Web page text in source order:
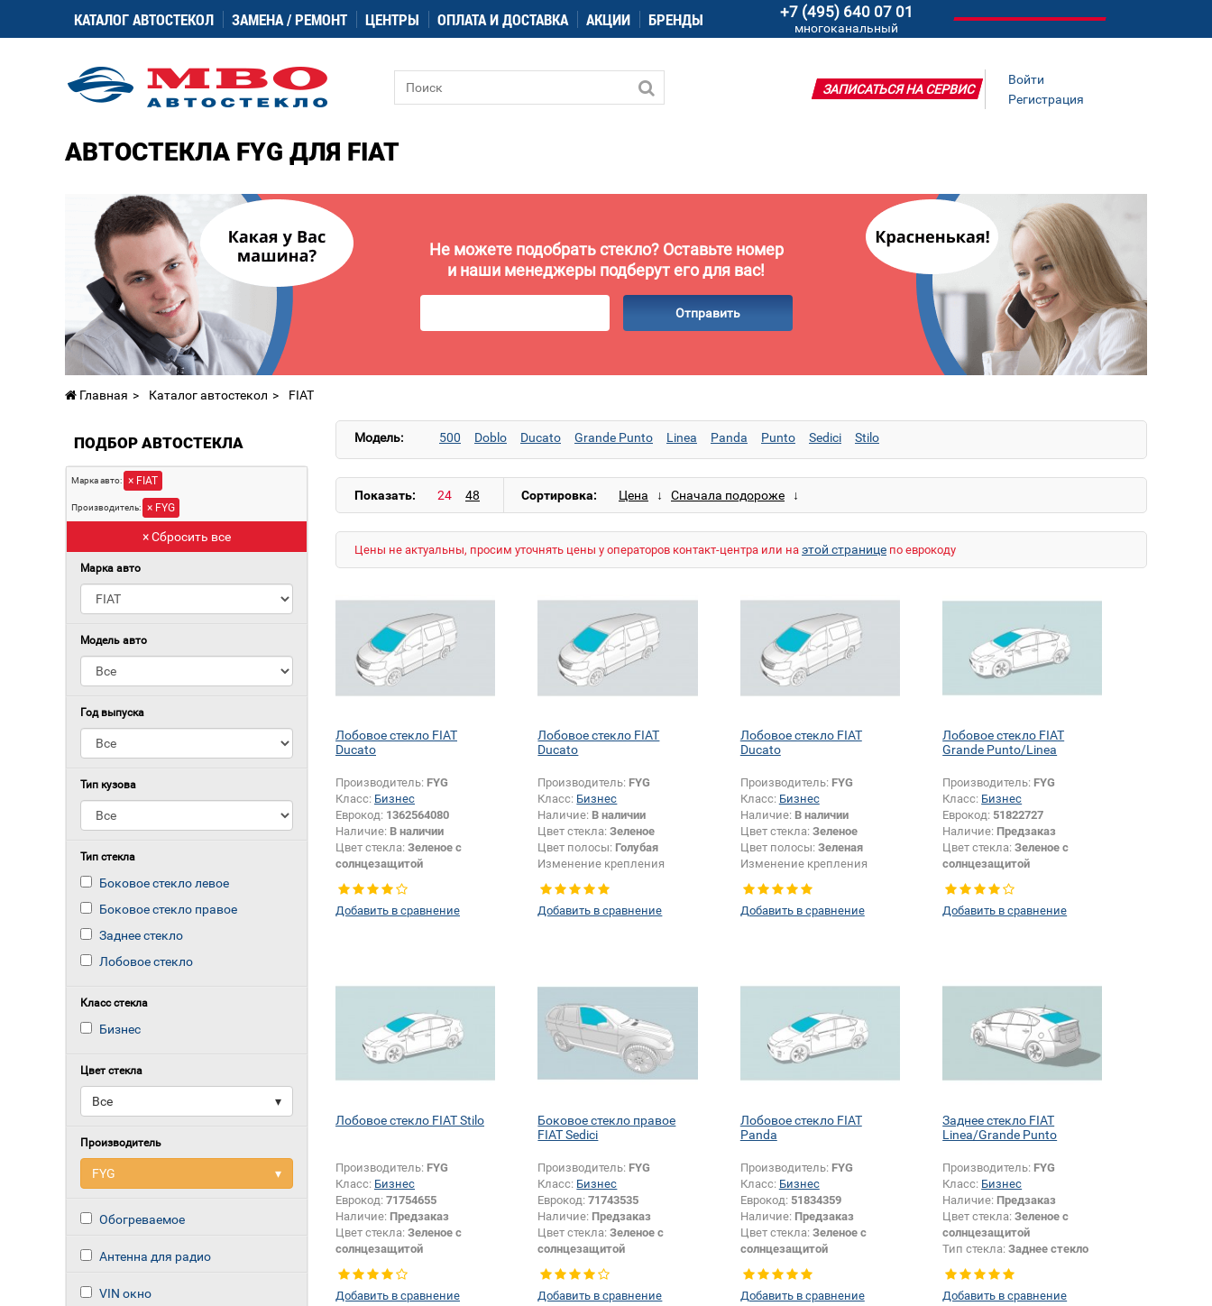
КАТАЛОГ АВТОСТЕКОЛ ЗАМЕНА / РЕМОНТ ЦЕНТРЫ ОПЛАТА И ДОСТАВКА АКЦИИ БРЕНДЫ +7 (495) 640 07 01
многоканальный
Войти
Регистрация
ЗАПИСАТЬСЯ НА СЕРВИС
АВТОСТЕКЛА FYG ДЛЯ FIAT
Не можете подобрать стекло? Оставьте номер
и наши менеджеры подберут его для вас!
Отправить
Главная Каталог автостекол FIAT
ПОДБОР АВТОСТЕКЛА
Марка авто: × FIAT
Производитель: × FYG
× Сбросить все
Марка авто
Модель авто
Год выпуска
Тип кузова
Тип стекла
Боковое стекло левое
Боковое стекло правое
Заднее стекло
Лобовое стекло
Класс стекла
Бизнес
Цвет стекла
▾
Все
Производитель
▾
FYG
Обогреваемое
Антенна для радио
VIN окно
Модель: 500 Doblo Ducato Grande Punto Linea Panda Punto Sedici Stilo
Показать: Сортировка:
Цены не актуальны, просим уточнять цены у операторов контакт-центра или на этой странице по еврокоду
Лобовое стекло FIAT
Ducato
Производитель: FYG
Класс: Бизнес
Еврокод: 1362564080
Наличие: В наличии
Цвет стекла: Зеленое с
солнцезащитой
Добавить в сравнение
Лобовое стекло FIAT
Ducato
Производитель: FYG
Класс: Бизнес
Наличие: В наличии
Цвет стекла:Зеленое
Цвет полосы: Голубая
Изменение крепления
зеркала + шелкографии:
Добавить в сравнение
Лобовое стекло FIAT
Ducato
Производитель: FYG
Класс: Бизнес
Наличие: В наличии
Цвет стекла: Зеленое
Цвет полосы: Зеленая
Изменение крепления
зеркала + шелкографии:
Добавить в сравнение
Лобовое стекло FIAT
Grande Punto/Linea
Производитель: FYG
Класс: Бизнес
Еврокод: 51822727
Наличие: Предзаказ
Цвет стекла:Зеленое с
солнцезащитой
Появление или изменение
шелкографии:
Добавить в сравнение
Лобовое стекло FIAT Stilo
Производитель: FYG
Класс: Бизнес
Еврокод: 71754655
Наличие: Предзаказ
Цвет стекла: Зеленое с
солнцезащитой
Добавить в сравнение
Боковое стекло правое
FIAT Sedici
Производитель: FYG
Класс: Бизнес
Еврокод:71743535
Наличие: Предзаказ
Цвет стекла:Зеленое с
солнцезащитой
Тип кузова:Внедорожник
Тип стекла:Боковое стекло
правое
Добавить в сравнение
Лобовое стекло FIAT
Panda
Производитель: FYG
Класс: Бизнес
Еврокод: 51834359
Наличие: Предзаказ
Цвет стекла: Зеленое с
солнцезащитой
Тип кузова: Хетчбек
Появление или изменение
шелкографии:Да
Добавить в сравнение
Заднее стекло FIAT
Linea/Grande Punto
Производитель: FYG
Класс: Бизнес
Наличие: Предзаказ
Цвет стекла:Зеленое с
солнцезащитой
Тип стекла:Заднее стекло
Добавить в сравнение